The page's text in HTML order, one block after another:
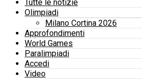
Tutte le notizie
Olimpiadi
Milano Cortina 2026
Approfondimenti
World Games
Paralimpiadi
Accedi
Video